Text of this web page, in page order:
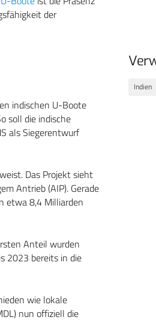
der
indischen U-Boote
soll die indische
als Siegerentwurf
Das Projekt sieht
Antrieb (AIP). Gerade
etwa 8,4 Milliarden
Anteil wurden
2023 bereits in die
wie lokale
nun offiziell die
Indien